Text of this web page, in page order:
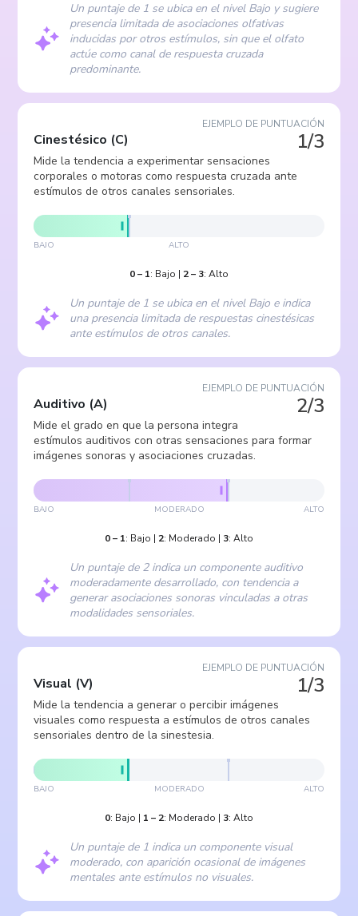
Un puntaje de 1 se ubica en el nivel Bajo y sugiere
presencia limitada de asociaciones olfativas
inducidas por otros estímulos, sin que el olfato
actúe como canal de respuesta cruzada
predominante.
EJEMPLO DE PUNTUACIÓN
1/3
Cinestésico (C)
Mide la tendencia a experimentar sensaciones
corporales o motoras como respuesta cruzada ante
estímulos de otros canales sensoriales.
BAJO ALTO
0– 1: Bajo | 2– 3: Alto
Un puntaje de 1 se ubica en el nivel Bajo e indica
una presencia limitada de respuestas cinestésicas
ante estímulos de otros canales.
EJEMPLO DE PUNTUACIÓN
2/3
Auditivo (A)
Mide el grado en que la persona integra
estímulos auditivos con otras sensaciones para formar
imágenes sonoras y asociaciones cruzadas.
BAJO MODERADO ALTO
0– 1: Bajo | 2: Moderado | 3: Alto
Un puntaje de 2 indica un componente auditivo
moderadamente desarrollado, con tendencia a
generar asociaciones sonoras vinculadas a otras
modalidades sensoriales.
EJEMPLO DE PUNTUACIÓN
1/3
Visual (V)
Mide la tendencia a generar o percibir imágenes
visuales como respuesta a estímulos de otros canales
sensoriales dentro de la sinestesia.
BAJO MODERADO ALTO
0: Bajo | 1 – 2: Moderado | 3: Alto
Un puntaje de 1 indica un componente visual
moderado, con aparición ocasional de imágenes
mentales ante estímulos no visuales.